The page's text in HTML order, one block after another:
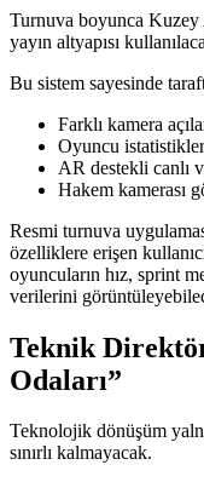
Turnuva boyunca Kuzey
yayın altyapısı
Bu sistem sayesinde
Farklı kamera
Oyuncu
AR destekli canlı
Hakem kamerası
Resmi turnuva
özelliklere erişen
oyuncuların hız, sprint
verilerini
Teknik
Odaları”
Teknolojik dönüşüm
sınırlı kalmayacak.